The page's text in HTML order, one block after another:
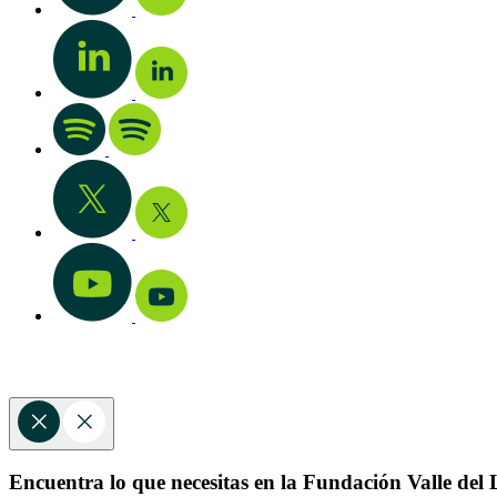
Encuentra lo que necesitas en la Fundación Valle del